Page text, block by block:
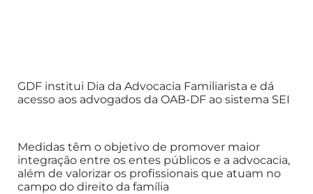
GDF institui Dia da Advocacia Familiarista e dá
acesso aos advogados da OAB-DF ao sistema SEI
Medidas têm o objetivo de promover maior
integração entre os entes públicos e a advocacia,
além de valorizar os profissionais que atuam no
campo do direito da família